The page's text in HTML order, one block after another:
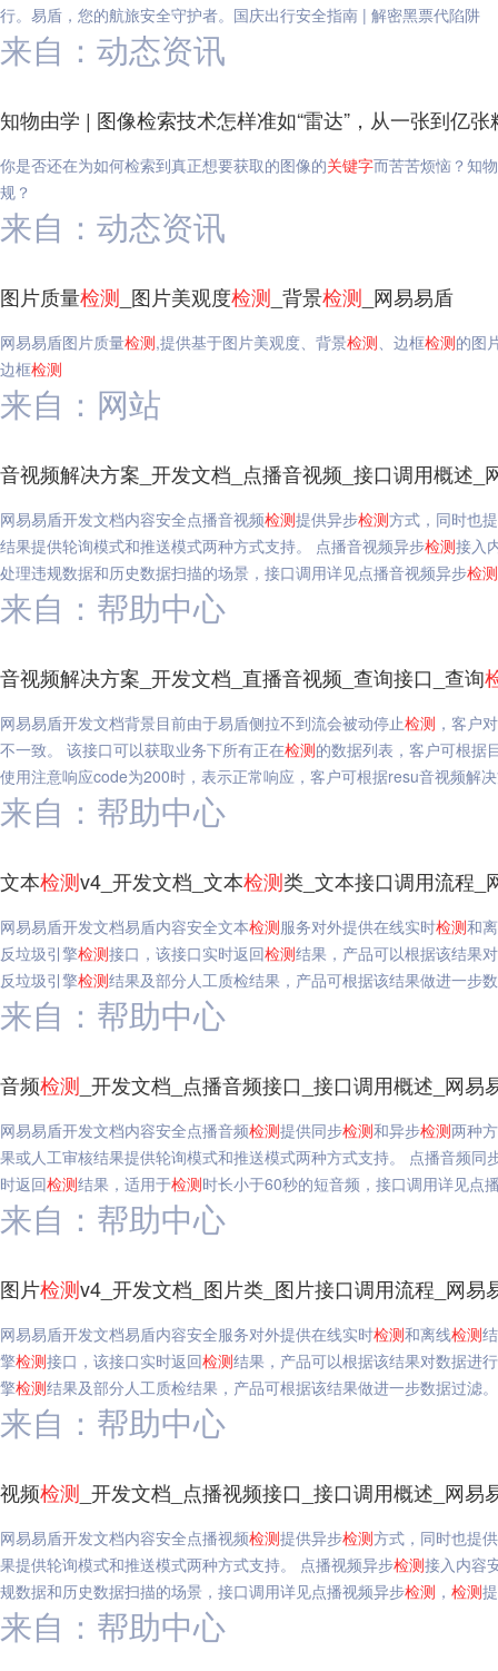
行。易盾，您的航旅安全守护者。国庆出行安全指南 | 解密黑票代陷阱
来自：动态资讯
知物由学 | 图像检索技术怎样准如“雷达”，从一张到亿
你是否还在为如何检索到真正想要获取的图像的关键字而苦苦烦恼？知
规？
来自：动态资讯
图片质量检测 _图片美观度检测 _背景检测 _网易易盾
网易易盾图片质量检测,提供基于图片美观度、背景检测、边框检测的图
边框检测
来自：网站
音视频解决方案_开发文档_点播音视频_接口调用概述_
网易易盾开发文档内容安全点播音视频检测提供异步检测方式，同时也
结果提供轮询模式和推送模式两种方式支持。 点播音视频异步检测接入
处理违规数据和历史数据扫描的场景，接口调用详见点播音视频异步检测
来自：帮助中心
音视频解决方案_开发文档_直播音视频_查询接口_查询
网易易盾开发文档背景目前由于易盾侧拉不到流会被动停止检测 ，客户
不一致。 该接口可以获取业务下所有正在检测的数据列表，客户可根据
使用注意响应code为200时，表示正常响应，客户可根据resu音视频解
来自：帮助中心
文本检测v4_开发文档_文本检测类_文本接口调用流程_
网易易盾开发文档易盾内容安全文本检测服务对外提供在线实时检测和
反垃圾引擎检测接口，该接口实时返回检测结果，产品可以根据该结果
反垃圾引擎检测结果及部分人工质检结果，产品可根据该结果做进一步
来自：帮助中心
音频检测 _开发文档_点播音频接口_接口调用概述_网易
网易易盾开发文档内容安全点播音频检测提供同步检测和异步检测两种
果或人工审核结果提供轮询模式和推送模式两种方式支持。 点播音频同
时返回检测结果，适用于检测时长小于60秒的短音频，接口调用详见点
来自：帮助中心
图片检测v4_开发文档_图片类_图片接口调用流程_网易
网易易盾开发文档易盾内容安全服务对外提供在线实时检测和离线检测
擎检测接口，该接口实时返回检测结果，产品可以根据该结果对数据进
擎检测结果及部分人工质检结果，产品可根据该结果做进一步数据过滤
来自：帮助中心
视频检测 _开发文档_点播视频接口_接口调用概述_网易
网易易盾开发文档内容安全点播视频检测提供异步检测方式，同时也提
果提供轮询模式和推送模式两种方式支持。 点播视频异步检测接入内容
规数据和历史数据扫描的场景，接口调用详见点播视频异步检测 ， 检测
来自：帮助中心